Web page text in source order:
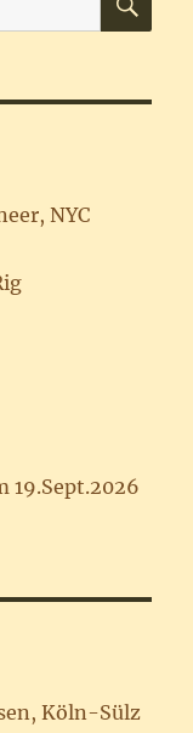
NYC
19.Sept.2026
Köln-Sülz